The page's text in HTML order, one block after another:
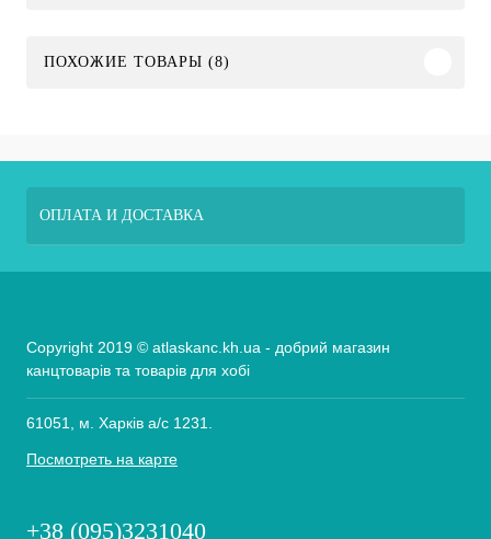
ПОХОЖИЕ ТОВАРЫ (8)
ОПЛАТА И ДОСТАВКА
Copyright 2019 © atlaskanc.kh.ua - добрий магазин
канцтоварів та товарів для хобі
61051, м. Харків а/с 1231.
Посмотреть на карте
+38 (095)3231040